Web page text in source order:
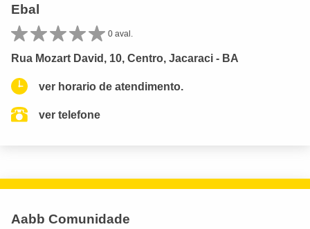
Ebal
0 aval.
Rua Mozart David, 10, Centro, Jacaraci - BA
ver horario de atendimento.
ver telefone
Aabb Comunidade